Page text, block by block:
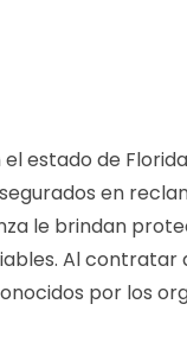
estado de
en
le brindan
Al contratar
por los